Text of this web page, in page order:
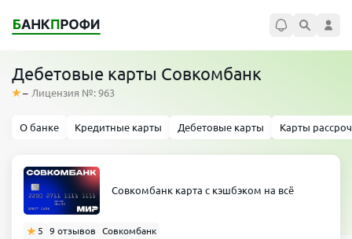
Дебетовые карты Совкомбанк
– Лицензия №: 963
О банке Кредитные карты Дебетовые карты Карты
Совкомбанк карта с кэшбэком на всё
5 9 отзывов Совкомбанк